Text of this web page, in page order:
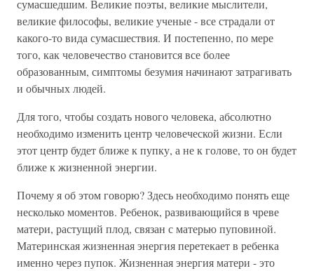
сумасшедшим. Великие поэты, великие мыслители,
великие философы, великие ученые - все страдали от
какого-то вида сумасшествия. И постепенно, по мере
того, как человечество становится все более
образованным, симптомы безумия начинают затрагивать
и обычных людей.
Для того, чтобы создать нового человека, абсолютно
необходимо изменить центр человеческой жизни. Если
этот центр будет ближе к пупку, а не к голове, то он будет
ближе к жизненной энергии.
Почему я об этом говорю? Здесь необходимо понять еще
несколько моментов. Ребенок, развивающийся в чреве
матери, растущий плод, связан с матерью пуповиной.
Материнская жизненная энергия перетекает в ребенка
именно через пупок. Жизненная энергия матери - это